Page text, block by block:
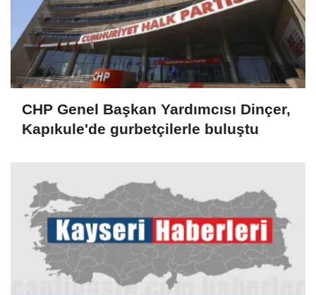
CHP Genel Başkan Yardımcısı Dinçer,
Kapıkule'de gurbetçilerle buluştu